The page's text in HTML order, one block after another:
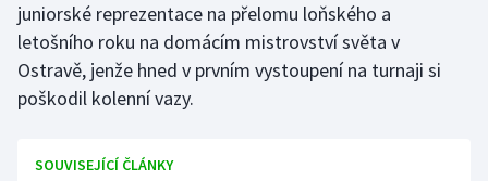
Stolní tenis
Triatlon
Vodní slalom
juniorské reprezentace na přelomu loňského a
letošního roku na domácím mistrovství světa v
Ostravě, jenže hned v prvním vystoupení na turnaji si
poškodil kolenní vazy.
SOUVISEJÍCÍ ČLÁNKY